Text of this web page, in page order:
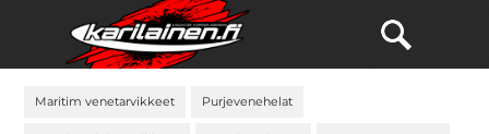
Maritim venetarvikkeet Purjevenehelat